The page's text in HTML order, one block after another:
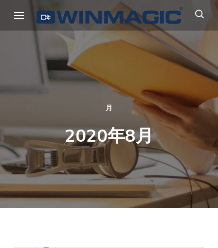
ス
プ
(Enter
を
押
す)
ウィンマジック・ジャパン
Authicate. Encrypt. Archive.
月
2020年8月